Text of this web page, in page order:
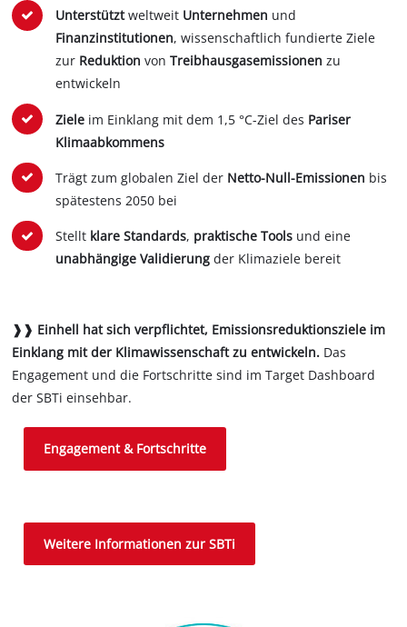
Unterstütztweltweit Unternehmen und
Finanzinstitutionen, wissenschaftlich fundierte Ziele
zur ReduktionvonTreibhausgasemissionenzu
entwickeln
Ziele im Einklang mit dem 1,5 °C-Ziel des Pariser
Klimaabkommens
Trägt zum globalen Ziel der Netto-Null-Emissionen bis
spätestens 2050 bei
Stellt klare Standards, praktische Tools und eine
unabhängige Validierung der Klimaziele bereit
❱❱ Einhell hat sich verpflichtet, Emissionsreduktionsziele im
Einklang mit der Klimawissenschaft zu entwickeln. Das
Engagement und die Fortschritte sind im Target Dashboard
der SBTi einsehbar.
Engagement & Fortschritte
Weitere Informationen zur SBTi